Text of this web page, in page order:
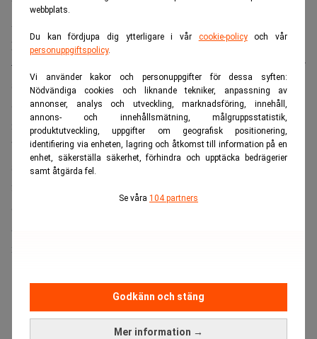
webbplats.
Du kan fördjupa dig ytterligare i vår cookie-policyoch vår
personuppgiftspolicy.
Vi använder kakor och personuppgifter för dessa syften:
Nödvändiga cookies och liknande tekniker, anpassning av
annonser, analys och utveckling, marknadsföring, innehåll,
annons- och innehållsmätning, målgruppsstatistik,
produktutveckling, uppgifter om geografisk positionering,
identifiering via enheten, lagring och åtkomst till information på en
enhet, säkerställa säkerhet, förhindra och upptäcka bedrägerier
samt åtgärda fel.
Se våra 104 partners
Mer information →
Godkänn och stäng
Arkivering och rapportering sker på bankens vanliga
plattformar för sådan hantering.
– Blockkedjan är ett lager ovanpå våra befintliga processer
så det här ändrar inte något, säger hon.
SEB är också en av 90 internationella storbanker som
ingår i det New York-baserade blockchain-bolaget R3:s
blockchain-projekt som, inom ramen för ett konsortium,
syftar till att få fram en gemensam blockkedja för
finansbranschen.
SEB var en av konsortiets första samarbetspartners och en
av de största investerarna. Bland de nordiska
medlemmarna återfinns också Nordea och Danske Bank.